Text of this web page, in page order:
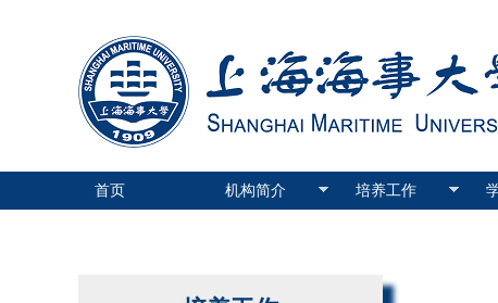
首页 机构简介 培养工作